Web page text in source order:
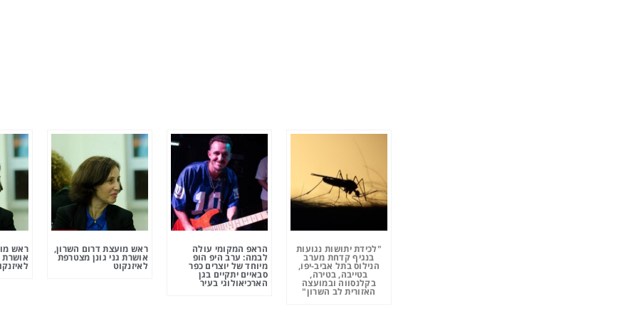
"לכידת יתושות נגועות
בנגיף קדחת מערב
הנילוס בתל אביב-יפו,
בטייבה, בטירה,
בקלנסווה ובמועצה
האזורית לב השרון"
הראפ המקומי עולה
לבמה: ערב היפ הופ
מיוחד של יוצרים כפר
סבאיים יתקיים בגן
הארכיאולוגי בעיר
ראש מועצת דרום השרון,
אושרת גני גונן מצטרפת
לאיזנקוט
ראש
אושרת